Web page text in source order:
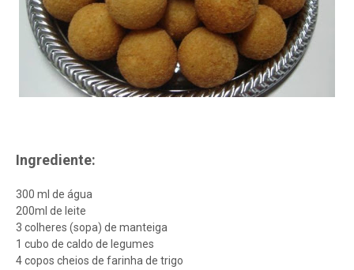
Ingrediente:
300 ml de água
200ml de leite
3 colheres (sopa) de manteiga
1 cubo de caldo de legumes
4 copos cheios de farinha de trigo